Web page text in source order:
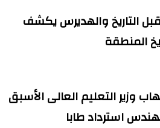
التاريخ والهديرس يكشف
المنطقة
وزير التعليم العالى الأسبق
استرداد طابا